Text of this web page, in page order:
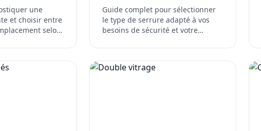
une
et choisir entre
selon
Guide complet pour sélectionner
le type de serrure adapté à vos
besoins de sécurité et votre